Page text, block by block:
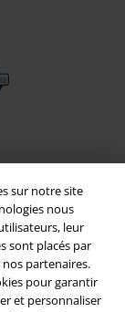
sur notre site
nous
leur
sont placés par
partenaires.
pour garantir
et personnaliser